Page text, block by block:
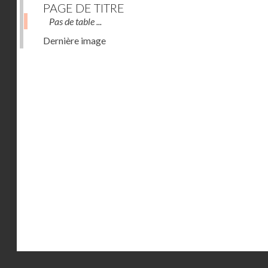
PAGE DE TITRE
Pas de table ...
Dernière image